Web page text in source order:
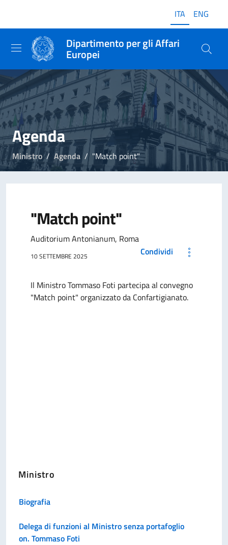
ITA ENG
Dipartimento per gli Affari
Europei
Agenda
Ministro Agenda "Match point"
"Match point"
Auditorium Antonianum, Roma
10 SETTEMBRE 2025 Condividi
Il Ministro Tommaso Foti partecipa al convegno
"Match point" organizzato da Confartigianato.
Ministro
Biografia
Delega di funzioni al Ministro senza portafoglio
on. Tommaso Foti